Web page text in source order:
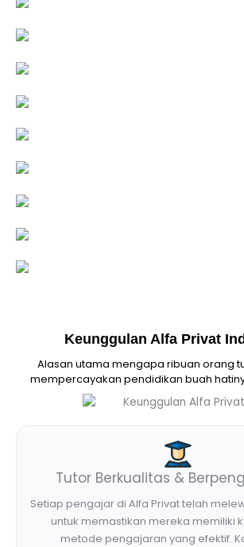
Keunggulan Alfa Privat
Alasan utama mengapa ribuan orang
mempercayakan pendidikan buah
Tutor Berkualitas &
Setiap pengajar di Alfa Privat telah
untuk memastikan mereka memiliki
metode pengajaran yang efektif.